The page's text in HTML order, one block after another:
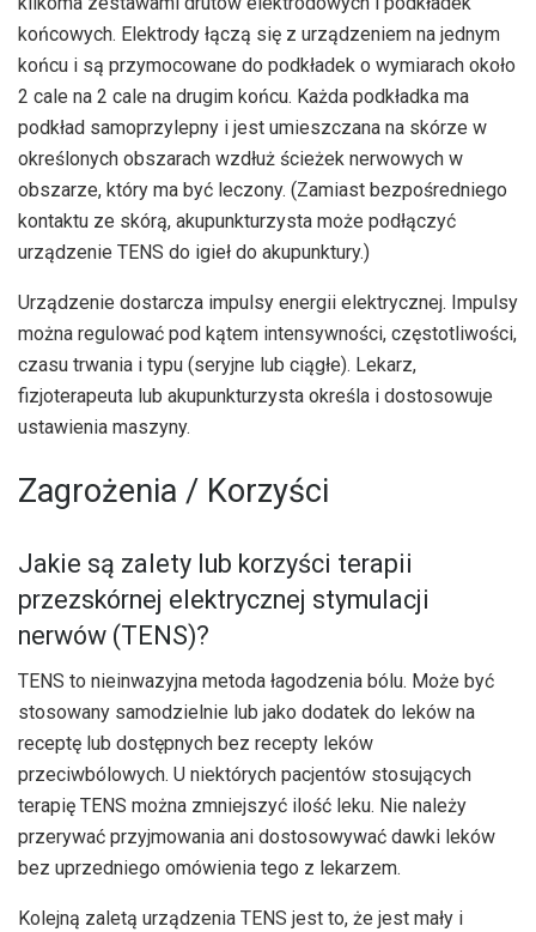
końcowych. Elektrody łączą się z urządzeniem na jednym
końcu i są przymocowane do podkładek o wymiarach około
2 cale na 2 cale na drugim końcu. Każda podkładka ma
podkład samoprzylepny i jest umieszczana na skórze w
określonych obszarach wzdłuż ścieżek nerwowych w
obszarze, który ma być leczony. (Zamiast bezpośredniego
kontaktu ze skórą, akupunkturzysta może podłączyć
urządzenie TENS do igieł do akupunktury.)
Urządzenie dostarcza impulsy energii elektrycznej. Impulsy
można regulować pod kątem intensywności, częstotliwości,
czasu trwania i typu (seryjne lub ciągłe). Lekarz,
fizjoterapeuta lub akupunkturzysta określa i dostosowuje
ustawienia maszyny.
Zagrożenia / Korzyści
Jakie są zalety lub korzyści terapii
przezskórnej elektrycznej stymulacji
nerwów (TENS)?
TENS to nieinwazyjna metoda łagodzenia bólu. Może być
stosowany samodzielnie lub jako dodatek do leków na
receptę lub dostępnych bez recepty leków
przeciwbólowych. U niektórych pacjentów stosujących
terapię TENS można zmniejszyć ilość leku. Nie należy
przerywać przyjmowania ani dostosowywać dawki leków
bez uprzedniego omówienia tego z lekarzem.
Kolejną zaletą urządzenia TENS jest to, że jest mały i